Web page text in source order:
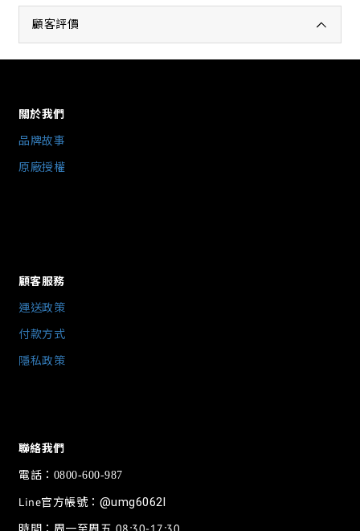
顧客評價
關於我們
品牌故事
原廠授權
顧客服務
運送政策
付款方式
隱私政策
聯絡我們
電話： 0800-600-987
Line官方帳號： @umg6062l